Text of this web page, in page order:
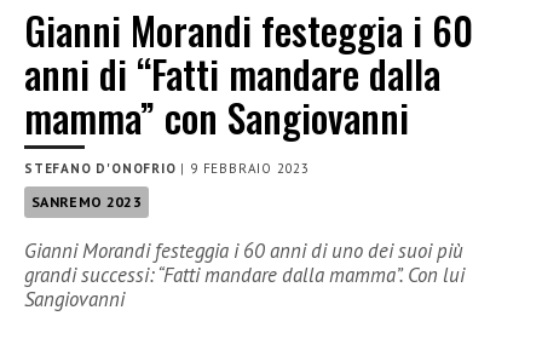
Gianni Morandi festeggia i 60
anni di “Fatti mandare dalla
mamma” con Sangiovanni
STEFANO D'ONOFRIO | 9 FEBBRAIO 2023
SANREMO 2023
Gianni Morandi festeggia i 60 anni di uno dei suoi più
grandi successi: “Fatti mandare dalla mamma”. Con lui
Sangiovanni